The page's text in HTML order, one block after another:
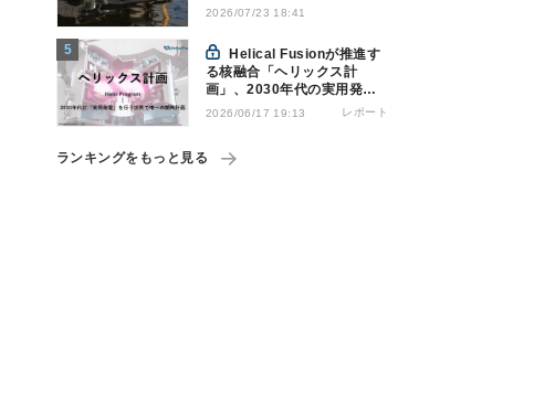
2026/07/23 18:41
る核融合「ヘリックス計
画」、2030年代の実用発電
を計画
2026/06/17 19:13 レポート
ランキングをもっと見る